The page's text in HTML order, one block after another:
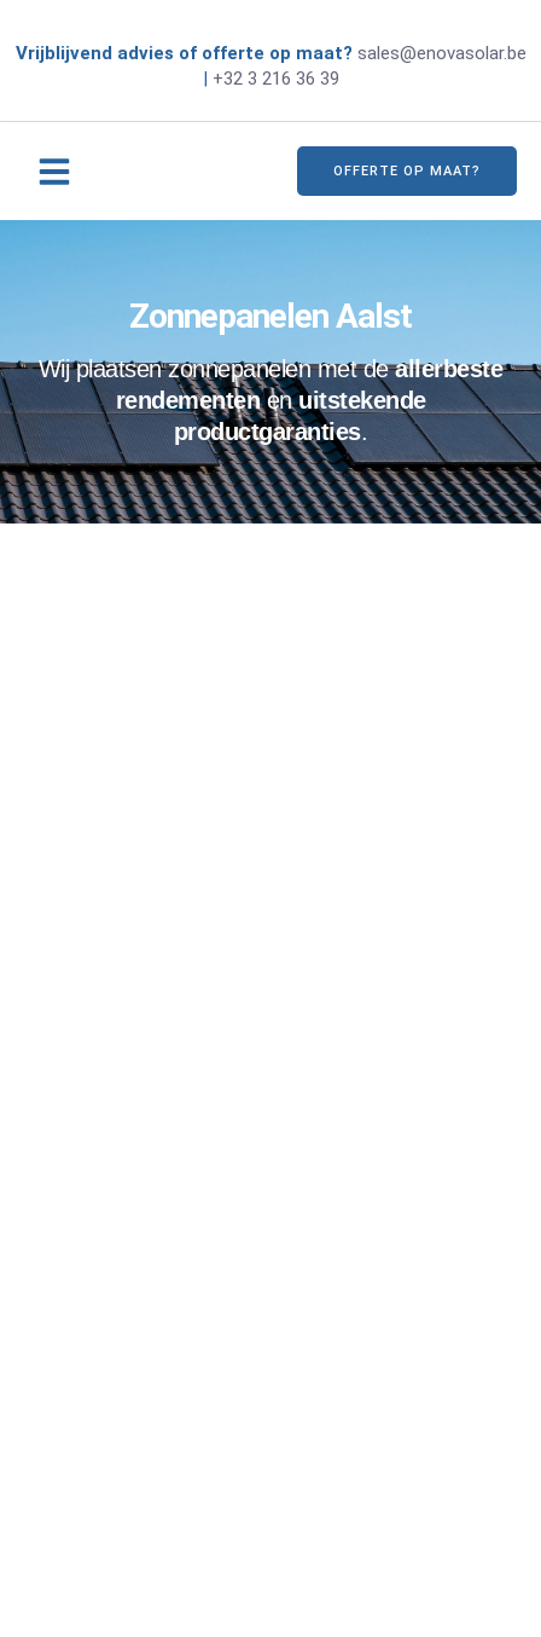
Vrijblijvend advies of offerte op maat? sales@enovasolar.be
| +32 3 216 36 39
OFFERTE OP MAAT?
Zonnepanelen Aalst
Wij plaatsen zonnepanelen met deallerbeste
rendementenenuitstekende
productgaranties.